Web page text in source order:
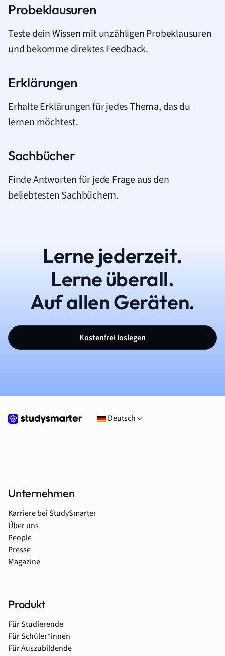
Probeklausuren
Teste dein Wissen mit unzähligen Probeklausuren
und bekomme direktes Feedback.
Erklärungen
Erhalte Erklärungen für jedes Thema, das du
lernen möchtest.
Sachbücher
Finde Antworten für jede Frage aus den
beliebtesten Sachbüchern.
Lerne jederzeit.
Lerne überall.
Auf allen Geräten.
Kostenfrei loslegen
Deutsch
Unternehmen
Karriere bei StudySmarter
Über uns
People
Presse
Magazine
Produkt
Für Studierende
Für Schüler*innen
Für Auszubildende